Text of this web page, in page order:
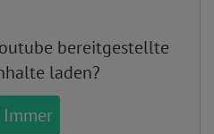
bereitgestellte
laden?
Immer